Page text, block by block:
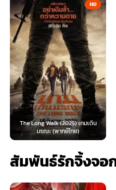
HD
The Long Walk (2025) เกมเดิน
มรณะ (พากย์ไทย)
สัมพันธ์รักจิ้งจอ